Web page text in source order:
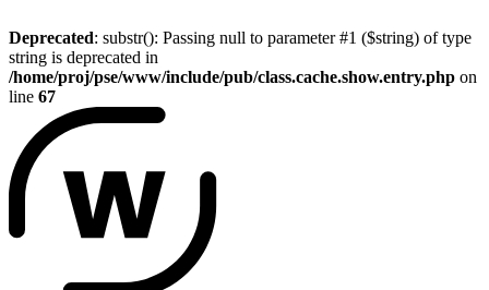
Deprecated: substr(): Passing null to parameter #1 ($string) of type
string is deprecated in
/home/proj/pse/www/include/pub/class.cache.show.entry.php on
line 67